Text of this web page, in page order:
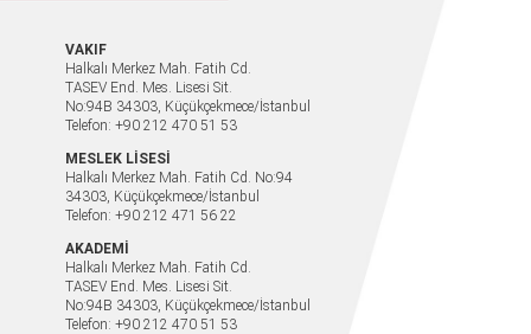
VAKIF
Halkalı Merkez Mah. Fatih Cd.
TASEV End. Mes. Lisesi Sit.
No:94B 34303, Küçükçekmece/İstanbul
Telefon: +90 212 470 51 53
MESLEK LİSESİ
Halkalı Merkez Mah. Fatih Cd. No:94
34303, Küçükçekmece/İstanbul
Telefon: +90 212 471 56 22
AKADEMİ
Halkalı Merkez Mah. Fatih Cd.
TASEV End. Mes. Lisesi Sit.
No:94B 34303, Küçükçekmece/İstanbul
Telefon: +90 212 470 51 53